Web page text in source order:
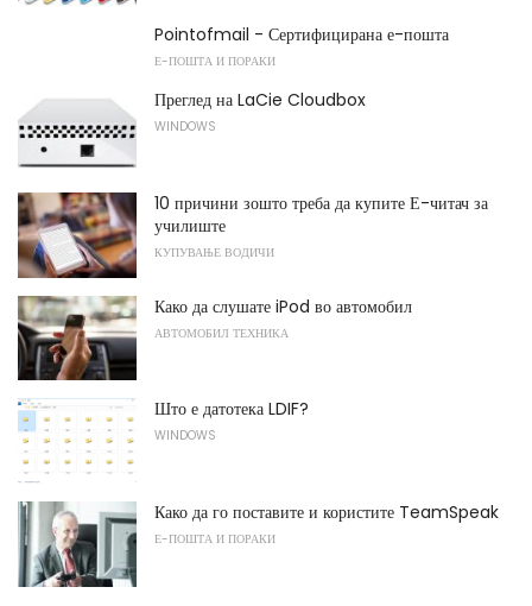
Pointofmail - Сертифицирана е-пошта
Е-ПОШТА И ПОРАКИ
Преглед на LaCie Cloudbox
WINDOWS
10 причини зошто треба да купите Е-читач за
училиште
КУПУВАЊЕ ВОДИЧИ
Како да слушате iPod во автомобил
АВТОМОБИЛ ТЕХНИКА
Што е датотека LDIF?
WINDOWS
Како да го поставите и користите TeamSpeak
Е-ПОШТА И ПОРАКИ